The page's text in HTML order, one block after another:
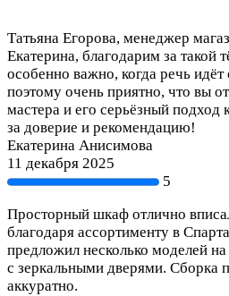
Татьяна Егорова, менеджер
Екатерина, благодарим за такой
особенно важно, когда речь
поэтому очень приятно, что вы
мастера и его серьёзный подход
за доверие и рекомендацию!
Екатерина Анисимова
11 декабря 2025
5
Просторный шкаф отлично
благодаря ассортименту в
предложил несколько моделей
с зеркальными дверями. Сборка
аккуратно.